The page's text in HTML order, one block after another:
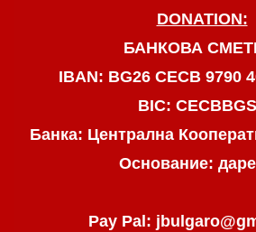
DONATION:
БАНКОВА
IBAN: BG26 CECB 9790
BIC:
Банка: Централна
Основание:
Pay Pal: